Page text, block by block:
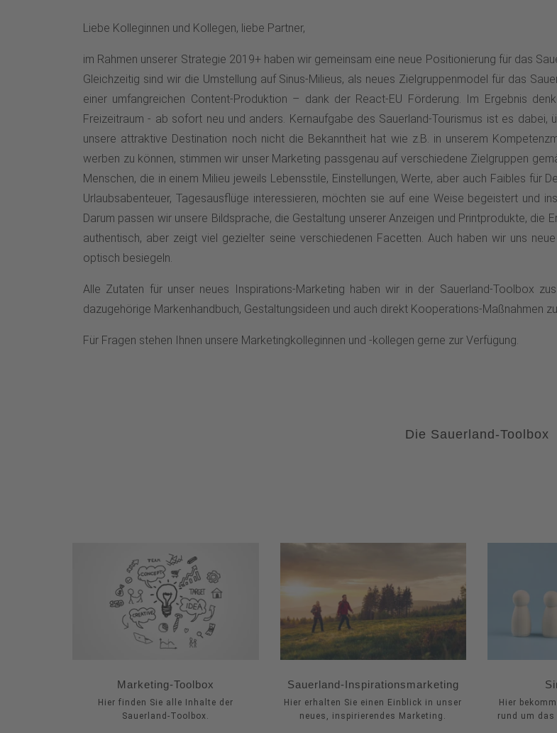
Liebe Kolleginnen und Kollegen, liebe Partner,
im Rahmen unserer Strategie 2019+ haben wir gemeinsam eine neue Positionierung für das
Gleichzeitig sind wir die Umstellung auf Sinus-Milieus, als neues Zielgruppenmodel für das
einer umfangreichen Content-Produktion – dank der React-EU Förderung. Im Ergebnis
Freizeitraum - ab sofort neu und anders. Kernaufgabe des Sauerland-Tourismus ist es dabei,
unsere attraktive Destination noch nicht die Bekanntheit hat wie z.B. in unserem
werben zu können, stimmen wir unser Marketing passgenau auf verschiedene Zielgruppen
Menschen, die in einem Milieu jeweils Lebensstile, Einstellungen, Werte, aber auch Faibles für
Urlaubsabenteuer, Tagesausflüge interessieren, möchten sie auf eine Weise begeistert und
Darum passen wir unsere Bildsprache, die Gestaltung unserer Anzeigen und Printprodukte, die
authentisch, aber zeigt viel gezielter seine verschiedenen Facetten. Auch haben wir uns
optisch besiegeln.
Alle Zutaten für unser neues Inspirations-Marketing haben wir in der Sauerland-Toolbox
dazugehörige Markenhandbuch, Gestaltungsideen und auch direkt Kooperations-Maßnahmen
Für Fragen stehen Ihnen unsere Marketingkolleginnen und -kollegen gerne zur Verfügung.
Die Sauerland-Toolbox
Marketing-Toolbox
Hier finden Sie alle Inhalte der
Sauerland-Toolbox.
Sauerland-Inspirationsmarketing
Hier erhalten Sie einen Einblick in unser
neues, inspirierendes Marketing.
Hier
rund um das